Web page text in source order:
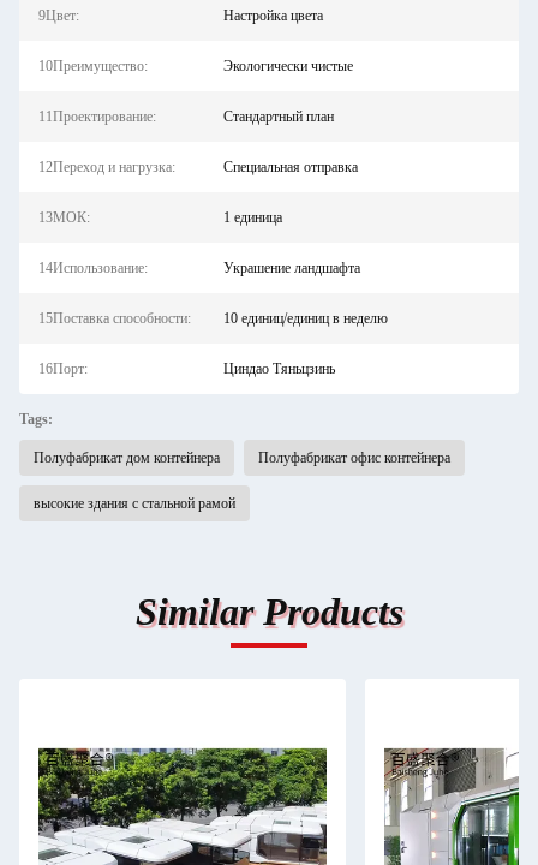
9Цвет: Настройка цвета
10Преимущество: Экологически чистые
11Проектирование: Стандартный план
12Переход и нагрузка: Специальная отправка
13МОК: 1 единица
14Использование: Украшение ландшафта
15Поставка способности: 10 единиц/единиц в неделю
16Порт: Циндао Тяньцзинь
Tags:
Полуфабрикат дом контейнера Полуфабрикат офис контейнера
высокие здания с стальной рамой
Similar Products